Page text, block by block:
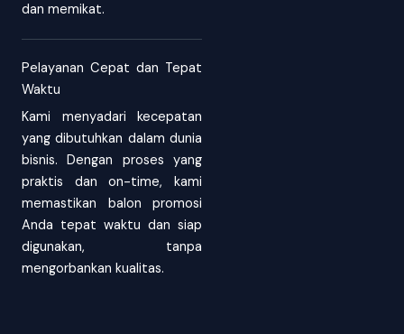
dan memikat.
Pelayanan Cepat dan Tepat
Waktu
Kami menyadari kecepatan
yang dibutuhkan dalam dunia
bisnis. Dengan proses yang
praktis dan on-time, kami
memastikan balon promosi
Anda tepat waktu dan siap
digunakan, tanpa
mengorbankan kualitas.